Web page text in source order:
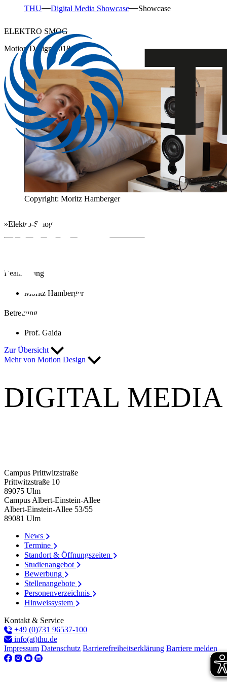
THU Digital Media Showcase Showcase
ELEKTRO SMOG
Motion Design 2018
Copyright: Moritz Hamberger
»Elektro-Smog«
Realisierung
Moritz Hamberger
Betreuung
Prof. Gaida
Zur Übersicht
Mehr von Motion Design
DIGITAL MEDIA
Campus Prittwitzstraße
Prittwitzstraße 10
89075 Ulm
Campus Albert-Einstein-Allee
Albert-Einstein-Allee 53/​55
89081 Ulm
News
Termine
Standort & Öffnungszeiten
Studienangebot
Bewerbung
Stellenangebote
Personenverzeichnis
Hinweissystem
Kontakt & Service
+49 (0)731 96537-100
info(at)thu.de
Impressum Datenschutz Barrierefreiheitserklärung Barriere melden